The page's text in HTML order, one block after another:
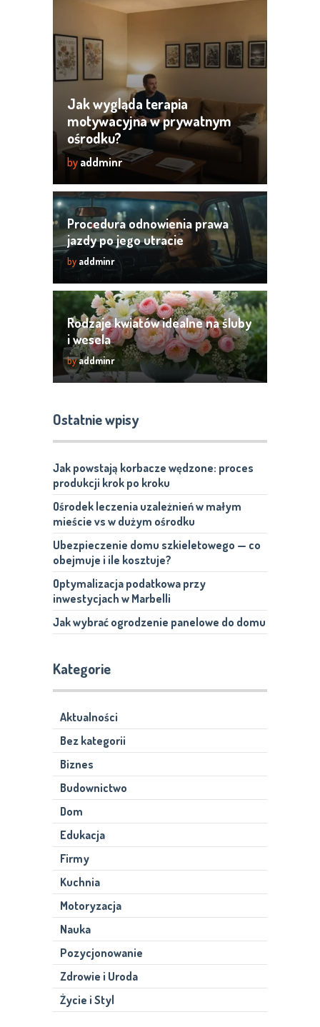
Jak wygląda terapia
motywacyjna w prywatnym
ośrodku?
by addminr
Procedura odnowienia prawa
jazdy po jego utracie
by addminr
Rodzaje kwiatów idealne na śluby
i wesela
byaddminr
Ostatnie wpisy
Jak powstają korbacze wędzone: proces
produkcji krok po kroku
Ośrodek leczenia uzależnień w małym
mieście vs w dużym ośrodku
Ubezpieczenie domu szkieletowego — co
obejmuje i ile kosztuje?
Optymalizacja podatkowa przy
inwestycjach w Marbelli
Jak wybrać ogrodzenie panelowe do domu
Kategorie
Aktualności
Bez kategorii
Biznes
Budownictwo
Dom
Edukacja
Firmy
Kuchnia
Motoryzacja
Nauka
Pozycjonowanie
Zdrowie i Uroda
Życie i Styl